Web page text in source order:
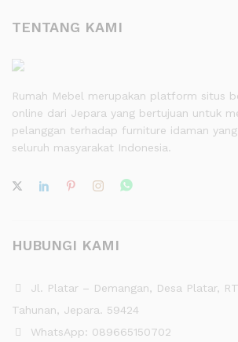
TENTANG KAMI
Rumah Mebel merupakan platform situs
online dari Jepara yang bertujuan untuk
pelanggan terhadap furniture idaman
seluruh masyarakat Indonesia.
HUBUNGI KAMI
Jl. Platar – Demangan, Desa Platar,
Tahunan, Jepara. 59424
WhatsApp: 089665150702